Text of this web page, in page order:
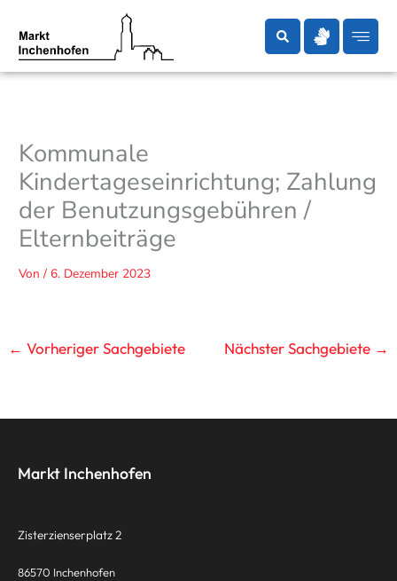
Inhalt
springen
Kommunale
Kindertageseinrichtung; Zahlung
der Benutzungsgebühren /
Elternbeiträge
Von/6. Dezember 2023
← Vorheriger Sachgebiete Nächster Sachgebiete →
Markt Inchenhofen
Zisterzienserplatz 2
86570 Inchenhofen